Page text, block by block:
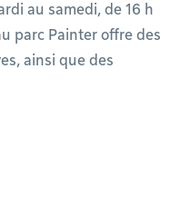
au samedi, de 16 h
parc Painter offre des
ainsi que des